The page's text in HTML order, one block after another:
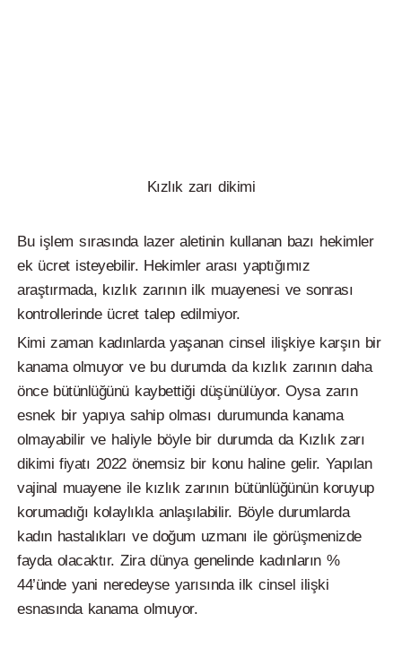
Kızlık zarı dikimi
Bu işlem sırasında lazer aletinin kullanan bazı hekimler
ek ücret isteyebilir. Hekimler arası yaptığımız
araştırmada, kızlık zarının ilk muayenesi ve sonrası
kontrollerinde ücret talep edilmiyor.
Kimi zaman kadınlarda yaşanan cinsel ilişkiye karşın bir
kanama olmuyor ve bu durumda da kızlık zarının daha
önce bütünlüğünü kaybettiği düşünülüyor. Oysa zarın
esnek bir yapıya sahip olması durumunda kanama
olmayabilir ve haliyle böyle bir durumda da Kızlık zarı
dikimi fiyatı 2022 önemsiz bir konu haline gelir. Yapılan
vajinal muayene ile kızlık zarının bütünlüğünün koruyup
korumadığı kolaylıkla anlaşılabilir. Böyle durumlarda
kadın hastalıkları ve doğum uzmanı ile görüşmenizde
fayda olacaktır. Zira dünya genelinde kadınların %
44’ünde yani neredeyse yarısında ilk cinsel ilişki
esnasında kanama olmuyor.